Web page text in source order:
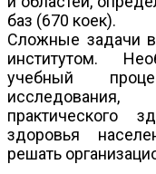
баз (670 коек).
Сложные задачи
институтом.
учебный
практического
здоровья
решать